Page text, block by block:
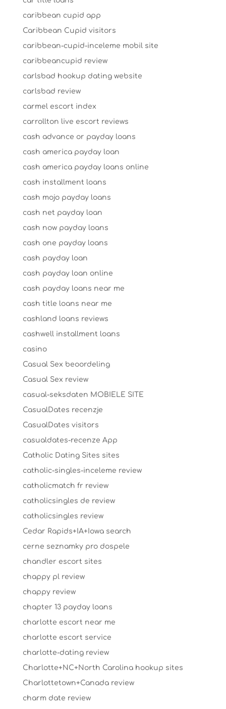
caribbean cupid app
Caribbean Cupid visitors
caribbean-cupid-inceleme mobil site
caribbeancupid review
carlsbad hookup dating website
carlsbad review
carmel escort index
carrollton live escort reviews
cash advance or payday loans
cash america payday loan
cash america payday loans online
cash installment loans
cash mojo payday loans
cash net payday loan
cash now payday loans
cash one payday loans
cash payday loan
cash payday loan online
cash payday loans near me
cash title loans near me
cashland loans reviews
cashwell installment loans
casino
Casual Sex beoordeling
Casual Sex review
casual-seksdaten MOBIELE SITE
CasualDates recenzje
CasualDates visitors
casualdates-recenze App
Catholic Dating Sites sites
catholic-singles-inceleme review
catholicmatch fr review
catholicsingles de review
catholicsingles review
Cedar Rapids+IA+Iowa search
cerne seznamky pro dospele
chandler escort sites
chappy pl review
chappy review
chapter 13 payday loans
charlotte escort near me
charlotte escort service
charlotte-dating review
Charlotte+NC+North Carolina hookup sites
Charlottetown+Canada review
charm date review